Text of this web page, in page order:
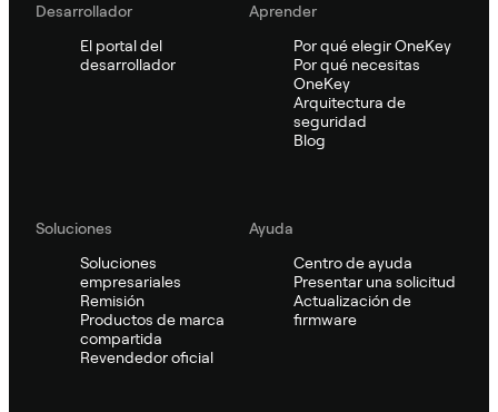
Desarrollador
El portal del
desarrollador
Aprender
Por qué elegir OneKey
Por qué necesitas
OneKey
Arquitectura de
seguridad
Blog
Soluciones
Soluciones
empresariales
Remisión
Productos de marca
compartida
Revendedor oficial
Ayuda
Centro de ayuda
Presentar una solicitud
Actualización de
firmware